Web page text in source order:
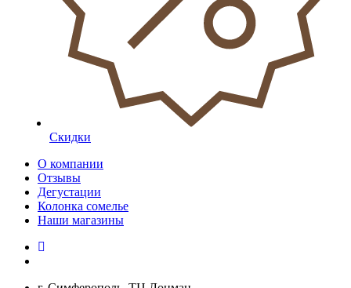
Скидки
О компании
Отзывы
Дегустации
Колонка сомелье
Наши магазины